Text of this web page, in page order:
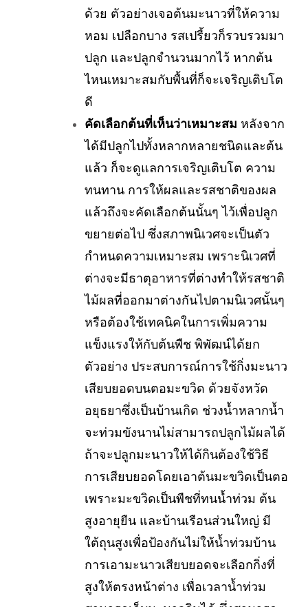
ด้วย ตัวอย่างเจอต้นมะนาวที่ให้ความ
หอม เปลือกบาง รสเปรี้ยวก็รวบรวมมา
ปลูก และปลูกจำนวนมากไว้ หากต้น
ไหนเหมาะสมกับพื้นที่ก็จะเจริญเติบโต
ดี
คัดเลือกต้นที่เห็นว่าเหมาะสม หลังจาก
ได้มีปลูกไปทั้งหลากหลายชนิดและต้น
แล้ว ก็จะดูแลการเจริญเติบโต ความ
ทนทาน การให้ผลและรสชาติของผล
แล้วถึงจะคัดเลือกต้นนั้นๆ ไว้เพื่อปลูก
ขยายต่อไป ซึ่งสภาพนิเวศจะเป็นตัว
กำหนดความเหมาะสม เพราะนิเวศที่
ต่างจะมีธาตุอาหารที่ต่างทำให้รสชาติ
ไม้ผลที่ออกมาต่างกันไปตามนิเวศนั้นๆ
หรือต้องใช้เทคนิคในการเพิ่มความ
แข็งแรงให้กับต้นพืช พิพัฒน์ได้ยก
ตัวอย่าง ประสบการณ์การใช้กิ่งมะนาว
เสียบยอดบนตอมะขวิด ด้วยจังหวัด
อยุธยาซึ่งเป็นบ้านเกิด ช่วงน้ำหลากน้ำ
จะท่วมขังนานไม่สามารถปลูกไม้ผลได้
ถ้าจะปลูกมะนาวให้ได้กินต้องใช้วิธี
การเสียบยอดโดยเอาต้นมะขวิดเป็นตอ
เพราะมะขวิดเป็นพืชที่ทนน้ำท่วม ต้น
สูงอายุยืน และบ้านเรือนส่วนใหญ่ มี
ใต้ถุนสูงเพื่อป้องกันไม่ให้น้ำท่วมบ้าน
การเอามะนาวเสียบยอดจะเลือกกิ่งที่
สูงให้ตรงหน้าต่าง เพื่อเวลาน้ำท่วม